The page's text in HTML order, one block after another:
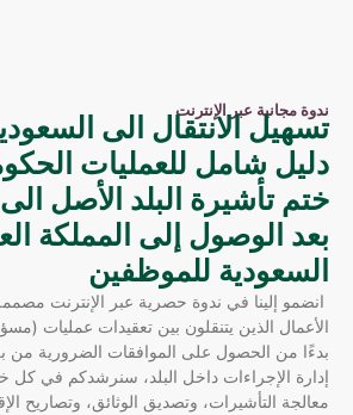
ندوة مجانية عبر الإنترنت
تسهيل الانتقال الى
دليل شامل للعمليات
ختم تأشيرة البلد الأصل
بعد الوصول إلى المملكة
السعودية للموظفين
انضمو إلينا في ندوة حصرية عبر الإنترنت
الأعمال الذين يتنقلون بين تعقيدات عمليات
بدءًا من الحصول على الموافقات الضرورية من
إدارة الإجراءات داخل البلد، سنرشدكم في كل
معالجة التأشيرات، وتصديق الوثائق، وتصاريح